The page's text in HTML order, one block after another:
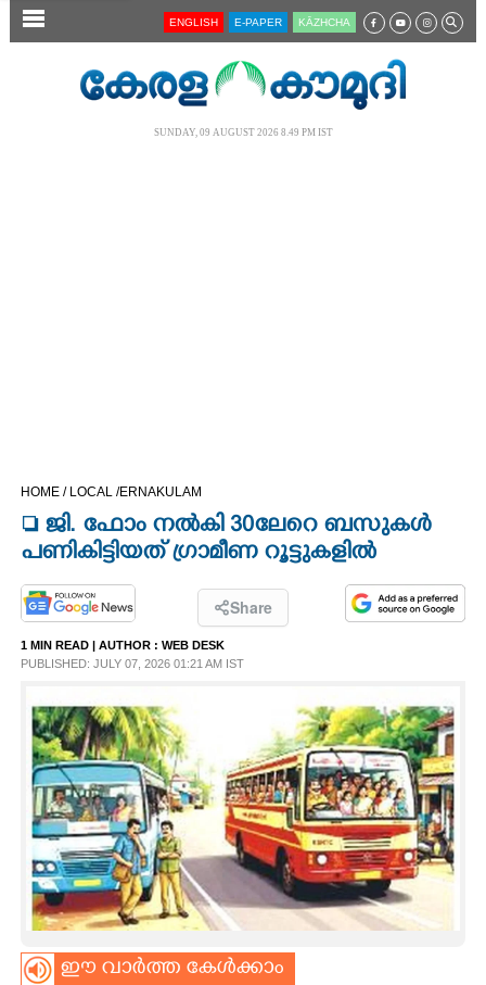
SECTIONS
SPIRITUAL
INFO+
ART
ENGLISH E-PAPER KĀZHCHA
SUNDAY, 09 AUGUST 2026 8.49 PM IST
HOME / LOCAL /ERNAKULAM
 ജി. ഫോം നൽകി 30ലേറെ ബസുകൾ
പണികിട്ടിയത് ഗ്രാമീണ റൂട്ടുകളിൽ
Share
1 MIN READ | AUTHOR : WEB DESK
PUBLISHED: JULY 07, 2026 01:21 AM IST
ഈ വാർത്ത കേൾക്കാം